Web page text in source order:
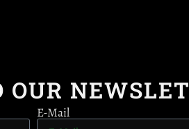
OUR
E-Mail